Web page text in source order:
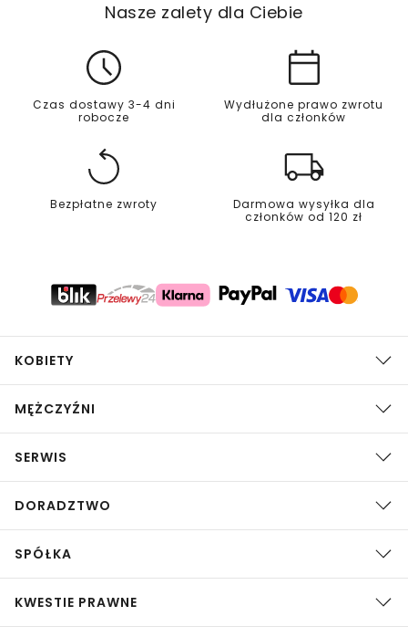
Nasze zalety dla Ciebie
Czas dostawy 3-4 dni
robocze
Wydłużone prawo zwrotu
dla członków
Bezpłatne zwroty
Darmowa wysyłka dla
członków od 120 zł
KOBIETY
MĘŻCZYŹNI
SERWIS
DORADZTWO
SPÓŁKA
KWESTIE PRAWNE